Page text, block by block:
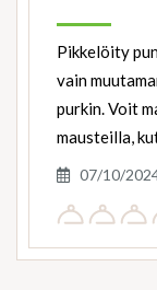
Pikkelöity
vain
purkin. Voit
mausteilla,
07/10/